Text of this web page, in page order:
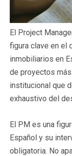
El Project
figura clave en el
inmobiliarios en
de proyectos
institucional que
exhaustivo del
El PM es una
Español y su
obligatoria. No